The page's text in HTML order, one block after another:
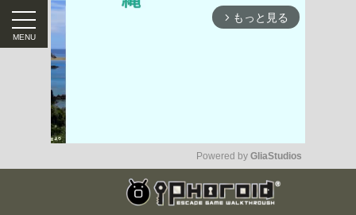
arrow_forward_ios もっと見る
Mute
Powered by GliaStudios